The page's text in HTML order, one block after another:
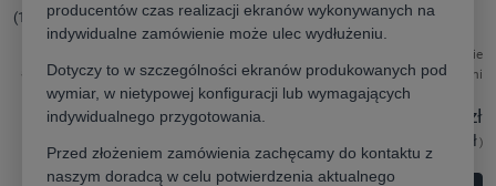
(16:9)
dostępny na zamówienie
Wysyłka w:
7 dni
6 560,00 zł
5 333,33 zł)
producentów czas realizacji ekranów wykonywanych na
indywidualne zamówienie może ulec wydłużeniu.
Dotyczy to w szczególności ekranów produkowanych pod
wymiar, w nietypowej konfiguracji lub wymagających
indywidualnego przygotowania.
Przed złożeniem zamówienia zachęcamy do kontaktu z
naszym doradcą w celu potwierdzenia aktualnego